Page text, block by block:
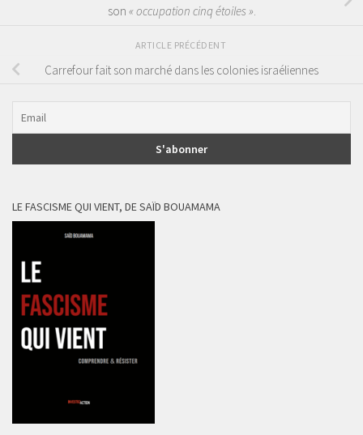
son « occupation cinq étoiles ».
ARTICLE PRÉCÉDENT
Carrefour fait son marché dans les colonies israéliennes
LE FASCISME QUI VIENT, DE SAÏD BOUAMAMA